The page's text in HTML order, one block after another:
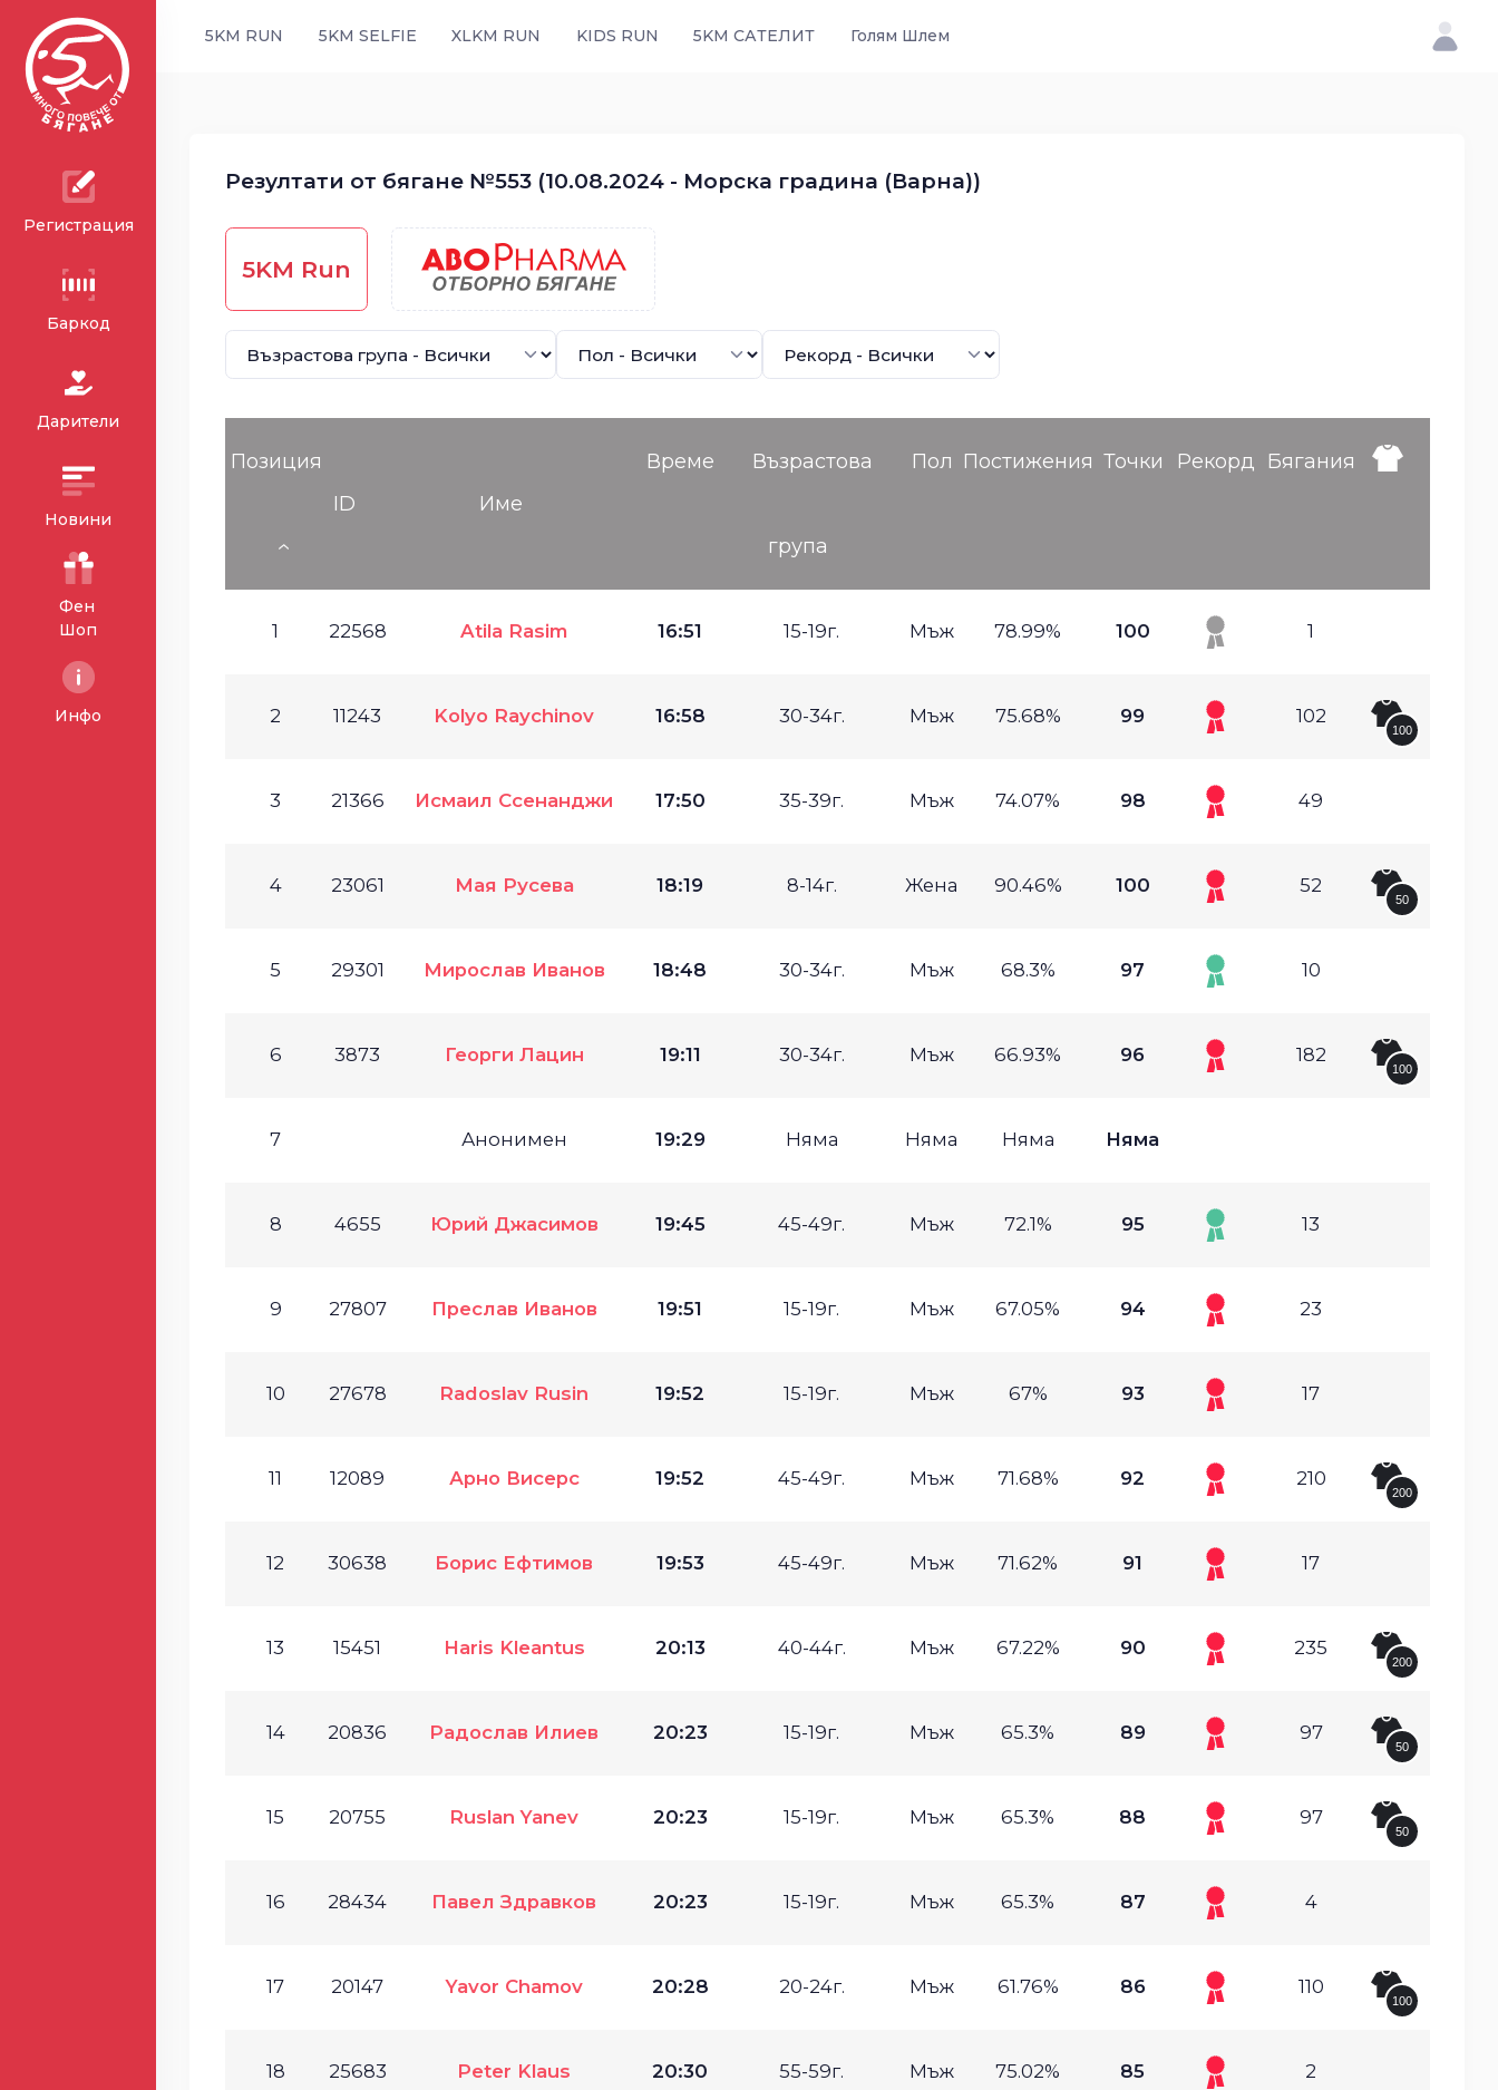
Регистрация
Баркод
Дарители
Новини
Фен
Шоп
Инфо
5KM RUN 5KM SELFIE XLKM RUN KIDS RUN 5KM САТЕЛИТ Голям Шлем
Резултати от бягане №553 (10.08.2024 - Морска градина (Варна))
5KM Run
Позиция
ID
Име
Време Възрастова
група
Пол Постижения Точки Рекорд Бягания
1 22568 Atila Rasim 16:51 15-19г. Мъж 78.99% 100 1
2 11243 Kolyo Raychinov 16:58 30-34г. Мъж 75.68% 99 102
100
3 21366 Исмаил Ссенанджи 17:50 35-39г. Мъж 74.07% 98 49
4 23061 Мая Русева 18:19 8-14г. Жена 90.46% 100 52
50
5 29301 Мирослав Иванов 18:48 30-34г. Мъж 68.3% 97 10
6 3873 Георги Лацин 19:11 30-34г. Мъж 66.93% 96 182
100
7 Анонимен 19:29 Няма Няма Няма Няма
8 4655 Юрий Джасимов 19:45 45-49г. Мъж 72.1% 95 13
9 27807 Преслав Иванов 19:51 15-19г. Мъж 67.05% 94 23
10 27678 Radoslav Rusin 19:52 15-19г. Мъж 67% 93 17
11 12089 Арно Висерс 19:52 45-49г. Мъж 71.68% 92 210
200
12 30638 Борис Ефтимов 19:53 45-49г. Мъж 71.62% 91 17
13 15451 Haris Kleantus 20:13 40-44г. Мъж 67.22% 90 235
200
14 20836 Радослав Илиев 20:23 15-19г. Мъж 65.3% 89 97
50
15 20755 Ruslan Yanev 20:23 15-19г. Мъж 65.3% 88 97
50
16 28434 Павел Здравков 20:23 15-19г. Мъж 65.3% 87 4
17 20147 Yavor Chamov 20:28 20-24г. Мъж 61.76% 86 110
100
18 25683 Peter Klaus 20:30 55-59г. Мъж 75.02% 85 2